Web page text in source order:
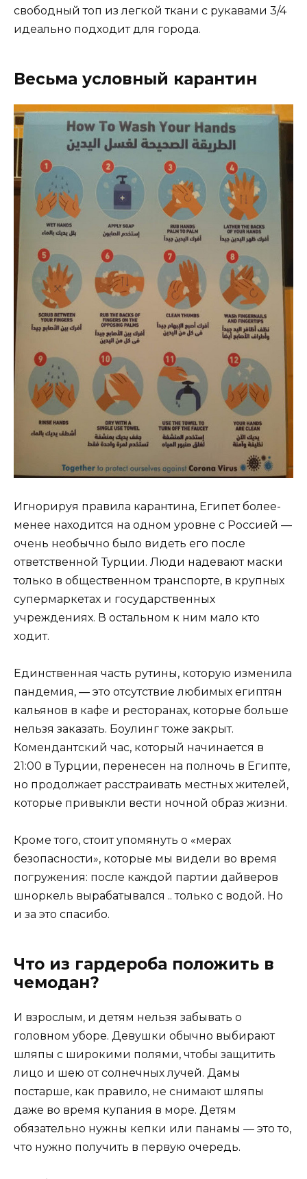
свободный топ из легкой ткани с рукавами 3/4
идеально подходит для города.
Весьма условный карантин
Игнорируя правила карантина, Египет более-
менее находится на одном уровне с Россией —
очень необычно было видеть его после
ответственной Турции. Люди надевают маски
только в общественном транспорте, в крупных
супермаркетах и ​​государственных
учреждениях. В остальном к ним мало кто
ходит.
Единственная часть рутины, которую изменила
пандемия, — это отсутствие любимых египтян
кальянов в кафе и ресторанах, которые больше
нельзя заказать. Боулинг тоже закрыт.
Комендантский час, который начинается в
21:00 в Турции, перенесен на полночь в Египте,
но продолжает расстраивать местных жителей,
которые привыкли вести ночной образ жизни.
Кроме того, стоит упомянуть о «мерах
безопасности», которые мы видели во время
погружения: после каждой партии дайверов
шноркель вырабатывался .. только с водой. Но
и за это спасибо.
Что из гардероба положить в
чемодан?
И взрослым, и детям нельзя забывать о
головном уборе. Девушки обычно выбирают
шляпы с широкими полями, чтобы защитить
лицо и шею от солнечных лучей. Дамы
постарше, как правило, не снимают шляпы
даже во время купания в море. Детям
обязательно нужны кепки или панамы — это то,
что нужно получить в первую очередь.